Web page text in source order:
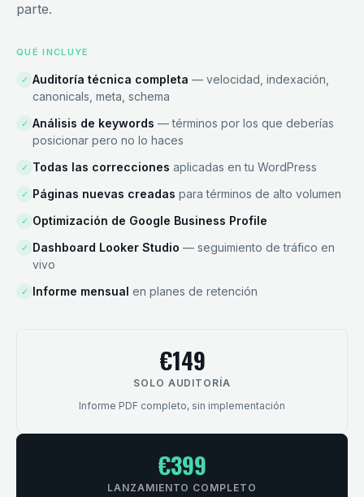
parte.
QUÉ INCLUYE
✓ Auditoría técnica completa — velocidad, indexación,
canonicals, meta, schema
✓ Análisis de keywords — términos por los que deberías
posicionar pero no lo haces
✓ Todas las correcciones aplicadas en tu WordPress
✓ Páginas nuevas creadas para términos de alto volumen
✓ Optimización de Google Business Profile
✓ Dashboard Looker Studio — seguimiento de tráfico en
vivo
✓ Informe mensual en planes de retención
€149
SOLO AUDITORÍA
Informe PDF completo, sin implementación
€399
LANZAMIENTO COMPLETO